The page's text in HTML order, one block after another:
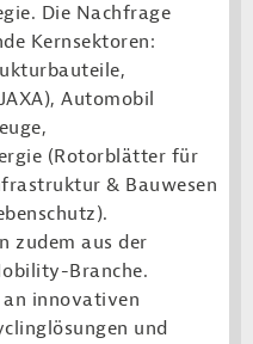
Die Nachfrage
Kernsektoren:
Automobil
(Rotorblätter für
& Bauwesen
zudem aus der
Branche.
innovativen
und